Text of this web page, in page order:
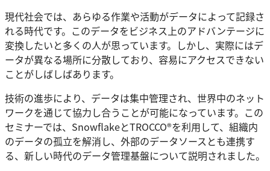
現代社会では、あらゆる作業や活動がデータによって記録さ
れる時代です。このデータをビジネス上のアドバンテージに
変換したいと多くの人が思っています。しかし、実際にはデ
ータが異なる場所に分散しており、容易にアクセスできない
ことがしばしばあります。
技術の進歩により、データは集中管理され、世界中のネット
ワークを通じて協力し合うことが可能になっています。この
セミナーでは、SnowflakeとTROCCO®を利用して、組織内
のデータの孤立を解消し、外部のデータソースとも連携す
る、新しい時代のデータ管理基盤について説明されました。